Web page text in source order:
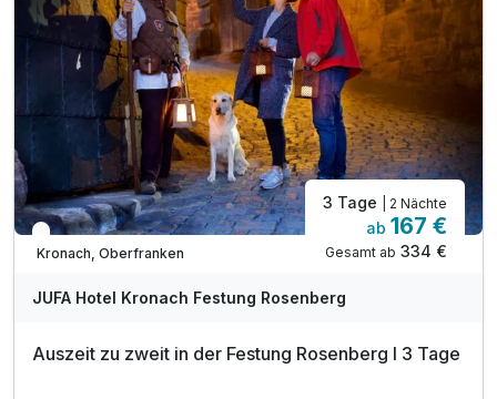
In 1 Woche wieder frei
Kronach, Oberfranken
3 Tage | 2 Nächte
ab 167 €
Gesamt ab 334 €
JUFA Hotel Kronach Festung Rosenberg
Auszeit zu zweit in der Festung Rosenberg I 3 Tage